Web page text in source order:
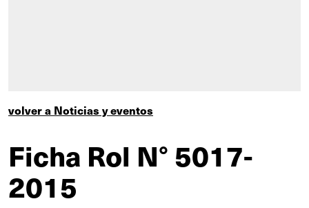
volver a Noticias y eventos
Ficha Rol N° 5017-
2015